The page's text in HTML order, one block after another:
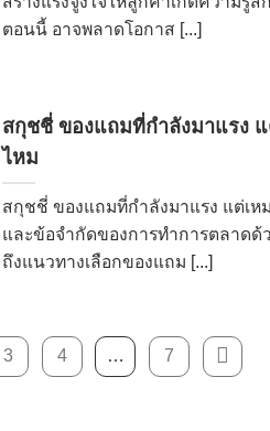
ตอนนี้ อาจพลาดโอกาส [...]
สกุชชี่ ของแถมที่กำลังมาแรง
ไหม
สกุชชี่ ของแถมที่กำลังมาแรง แต่เ
และข้อจำกัดของการทำการตลาดด้
ถึงแนวทางเลือกของแถม [...]
3 4 … 7